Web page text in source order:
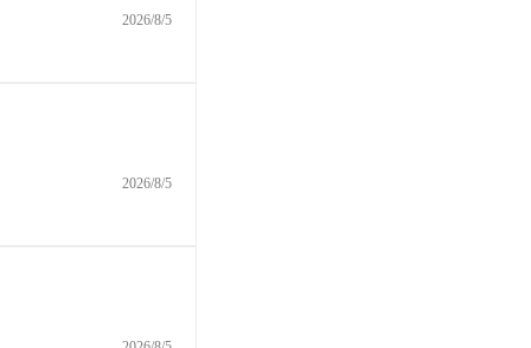
2026/8/5
2026/8/5